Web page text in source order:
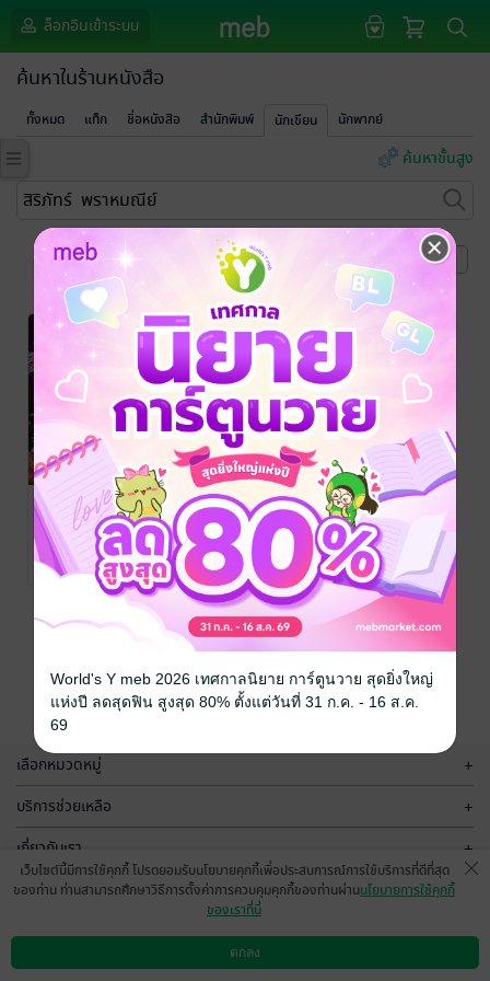
ล็อกอินเข้าระบบ
ค้นหาในร้านหนังสือ
ทั้งหมด แท็ก ชื่อหนังสือ สำนักพิมพ์ นักเขียน นักพากย์
ค้นหาขั้นสูง
หน้าที่ 1
หลักชีววิทยา
สิริภัทร์ พราหมณีย์/
สำนักพิมพ์
มหาวิทยาลัย
เกษตรศาสตร์
การศึกษา/ตำรา
เรียน
No Rating
เทคนิคการเพาะ
เลี้ยงเซลล์และ
เนื้อเยื่อพืชเพื่อ
การขยายและ
ปรับปรุงพันธุ์
สิริภัทร์ พราหมณีย์
/
สำนักพิมพ์
มหาวิทยาลัย
เกษตรศาสตร์
การศึกษา/ตำรา
เรียน
2 Rating
เลือกหมวดหมู่ +
บริการช่วยเหลือ +
เกี่ยวกับเรา +
กลุ่มธุรกิจในเครือ
ดาวน์โหลดแอป วิธีการใช้งาน ติดต่อเรา
เว็บไซต์นี้มีการใช้คุกกี้ โปรดยอมรับนโยบายคุกกี้เพื่อประสบการณ์การใช้บริการที่ดีที่สุด
ของท่าน ท่านสามารถศึกษาวิธีการตั้งค่าการควบคุมคุกกี้ของท่านผ่านนโยบายการใช้คุกกี้
ของเราที่นี่
ตกลง
World's Y meb 2026 เทศกาลนิยาย การ์ตูนวาย สุดยิ่งใหญ่
แห่งปี ลดสุดฟิน สูงสุด 80% ตั้งแต่วันที่ 31 ก.ค. - 16 ส.ค.
69